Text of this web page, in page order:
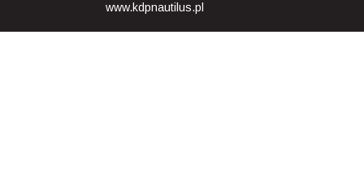
www.kdpnautilus.pl